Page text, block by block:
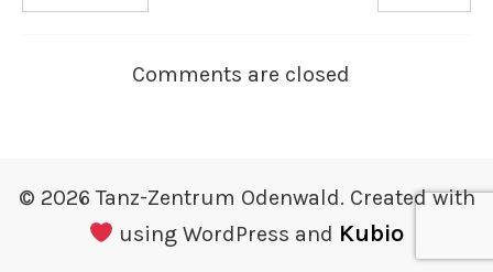
Comments are closed
© 2026 Tanz-Zentrum Odenwald. Created with
using WordPress and Kubio